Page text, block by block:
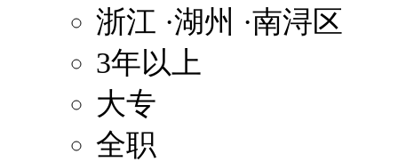
浙江 ·湖州 ·南浔区
3年以上
大专
全职